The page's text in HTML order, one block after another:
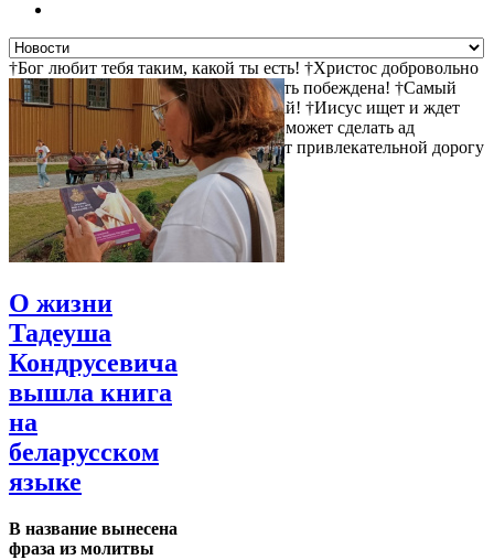
†Бог любит тебя таким, какой ты есть! †Христос добровольно
пошел на крест за твои грехи †Смерть побеждена! †Самый
прямой путь к спасению - не осуждай! †Иисус ищет и ждет
тебя! †Христос воскрес! †Дьявол не может сделать ад
привлекательным, поэтому он делает привлекательной дорогу
туда
О жизни
Тадеуша
Кондрусевича
вышла книга
на
беларусском
языке
В название вынесена
фраза из молитвы